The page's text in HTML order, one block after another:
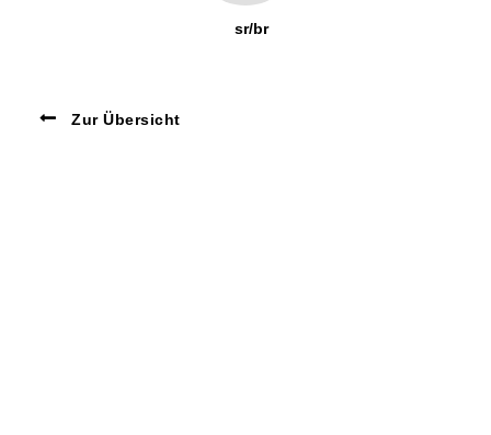
sr/br
Zur Übersicht